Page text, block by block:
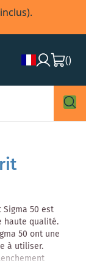
()
50 est
haute qualité.
50 ont une
à utiliser.
dans